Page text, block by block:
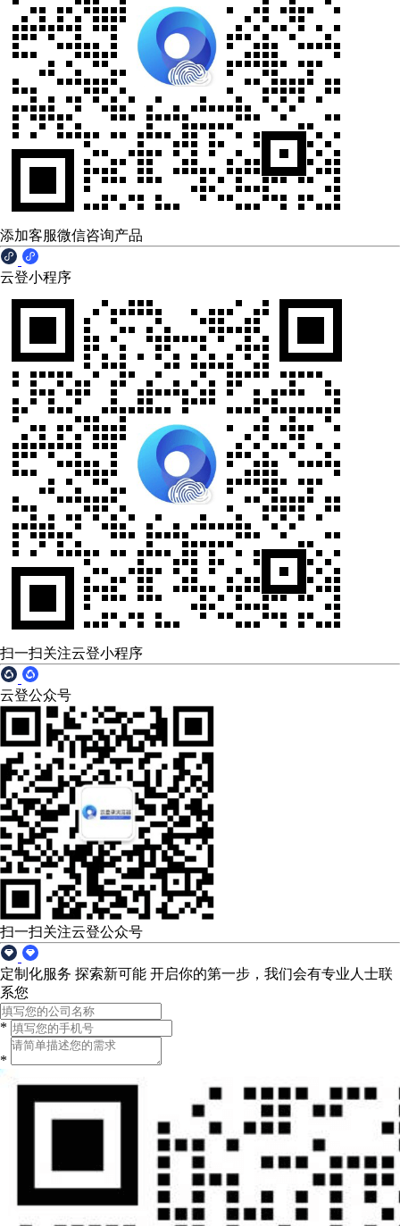
添加客服微信咨询产品
云登小程序
扫一扫关注云登小程序
云登公众号
扫一扫关注云登公众号
定制化服务 探索新可能 开启你的第一步，我们会有专业人士联
系您
*
*